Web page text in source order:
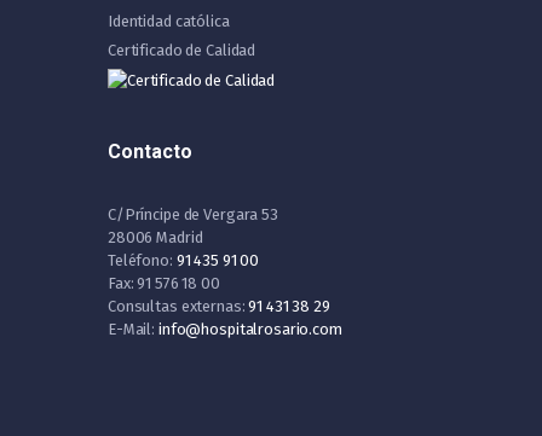
Identidad católica
Certificado de Calidad
Contacto
C/Príncipe de Vergara 53
28006 Madrid
Teléfono: 91 435 91 00
Fax: 91 576 18 00
Consultas externas:91 431 38 29
E-Mail: info@hospitalrosario.com